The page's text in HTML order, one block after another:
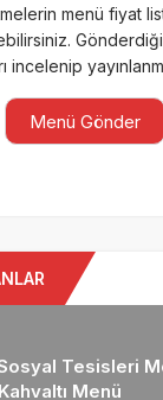
menü fiyat
incelenip
Menü Gönder
Tesisleri
Menü